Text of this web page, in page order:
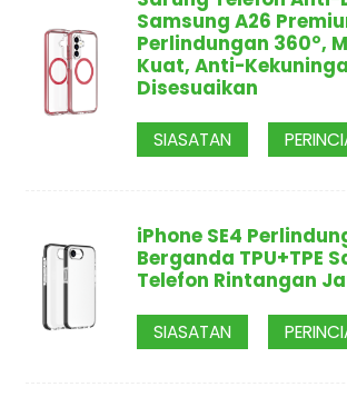
Samsung A26
Perlindungan 360°,
Kuat, Anti-
Disesuaikan
SIASATAN
iPhone SE4
Berganda TPU+TPE
Telefon Rintangan
SIASATAN